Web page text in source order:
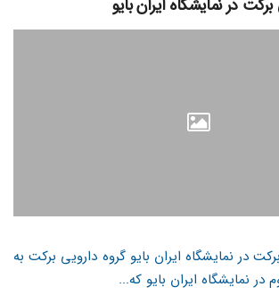
در نمایشگاه ایران بایو
در نمایشگاه ایران بایو گروه دارویی برکت به
در نمایشگاه ایران بایو که...